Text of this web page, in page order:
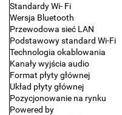
Standardy Wi- Fi
Wersja Bluetooth
Przewodowa sieć LAN
Podstawowy standard Wi-Fi
Technologia okablowania
Kanały wyjścia audio
Format płyty głównej
Układ płyty głównej
Pozycjonowanie na rynku
Powered by